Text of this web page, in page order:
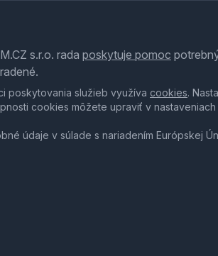
s.r.o. rada poskytuje pomoc
poskytovania služieb využíva cookies.
cookies môžete upraviť v nastaveniach
údaje v súlade s nariadením Európskej